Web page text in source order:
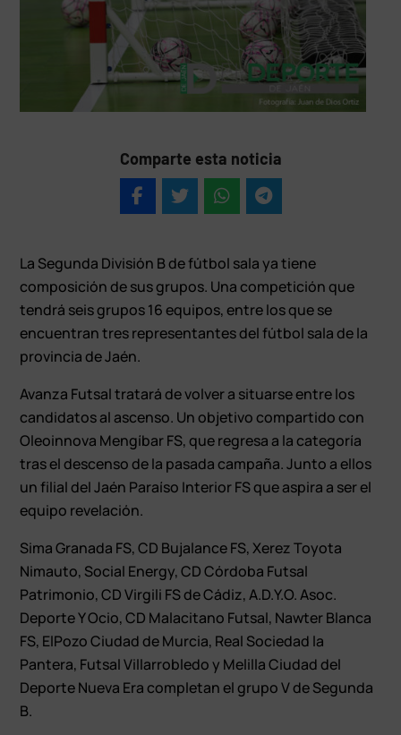
Comparte esta noticia
La Segunda División B de fútbol sala ya tiene
composición de sus grupos. Una competición que
tendrá seis grupos 16 equipos, entre los que se
encuentran tres representantes del fútbol sala de la
provincia de Jaén.
Avanza Futsal tratará de volver a situarse entre los
candidatos al ascenso. Un objetivo compartido con
Oleoinnova Mengíbar FS, que regresa a la categoría
tras el descenso de la pasada campaña. Junto a ellos
un filial del Jaén Paraíso Interior FS que aspira a ser el
equipo revelación.
Sima Granada FS, CD Bujalance FS, Xerez Toyota
Nimauto, Social Energy, CD Córdoba Futsal
Patrimonio, CD Virgili FS de Cádiz, A.D.Y.O. Asoc.
Deporte Y Ocio, CD Malacitano Futsal, Nawter Blanca
FS, ElPozo Ciudad de Murcia, Real Sociedad la
Pantera, Futsal Villarrobledo y Melilla Ciudad del
Deporte Nueva Era completan el grupo V de Segunda
B.